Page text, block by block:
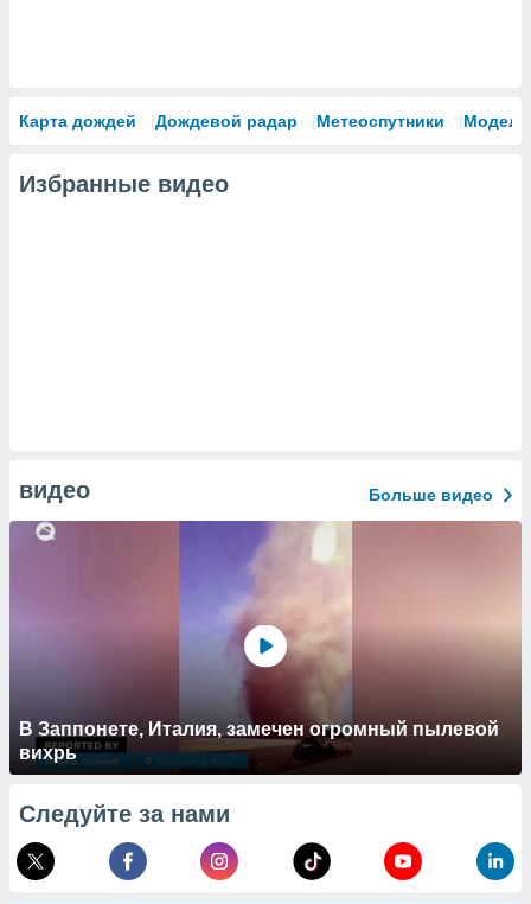
Карта дождей Дождевой радар Метеоспутники Модели
Избранные видео
видео Больше видео
В Заппонете, Италия, замечен огромный пылевой
вихрь
Следуйте за нами